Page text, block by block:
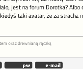
jest na forum Dorotka? Albo
taki avatar, że za stracha
oraz drewnianą rączką